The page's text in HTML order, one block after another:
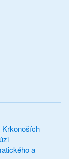
Krkonoších
a